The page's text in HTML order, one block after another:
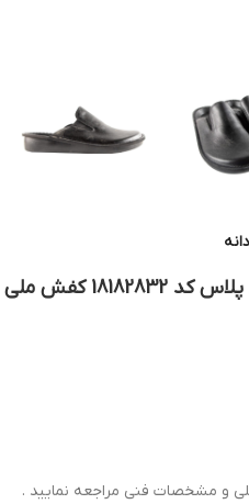
کفش ملی
و مشخصات فنی مراجعه نمایید .